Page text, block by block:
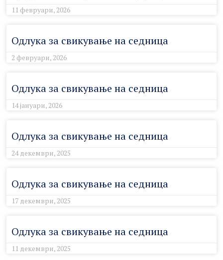
11 февруари, 2026
Одлука за свикување на седница
2 февруари, 2026
Одлука за свикување на седница
14 јануари, 2026
Одлука за свикување на седница
24 декември, 2025
Одлука за свикување на седница
17 декември, 2025
Одлука за свикување на седница
11 декември, 2025